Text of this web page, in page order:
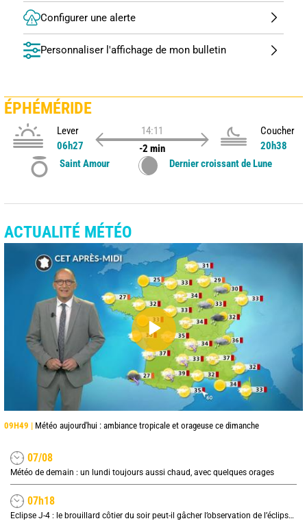
Configurer une alerte
Personnaliser l'affichage de mon bulletin
ÉPHÉMÉRIDE
Lever
06h27
14:11
-2 min
Coucher
20h38
Saint Amour
Dernier croissant de Lune
ACTUALITÉ MÉTÉO
09H49 | Météo aujourd'hui : ambiance tropicale et orageuse ce dimanche
07/08
Météo de demain : un lundi toujours aussi chaud, avec quelques orages
07h18
Eclipse J-4 : le brouillard côtier du soir peut-il gâcher l’observation de l’éclipse à la plage ?